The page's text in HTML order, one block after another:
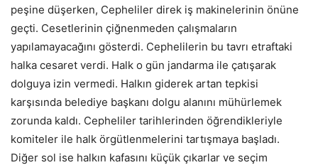
peşine düşerken, Cepheliler direk iş makinelerinin önüne
geçti. Cesetlerinin çiğnenmeden çalışmaların
yapılamayacağını gösterdi. Cephelilerin bu tavrı etraftaki
halka cesaret verdi. Halk o gün jandarma ile çatışarak
dolguya izin vermedi. Halkın giderek artan tepkisi
karşısında belediye başkanı dolgu alanını mühürlemek
zorunda kaldı. Cepheliler tarihlerinden öğrendikleriyle
komiteler ile halk örgütlenmelerini tartışmaya başladı.
Diğer sol ise halkın kafasını küçük çıkarlar ve seçim